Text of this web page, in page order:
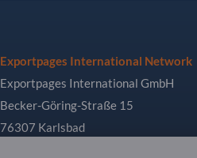
Exportpages International Network
Exportpages International GmbH
Becker-Göring-Straße 15
76307 Karlsbad